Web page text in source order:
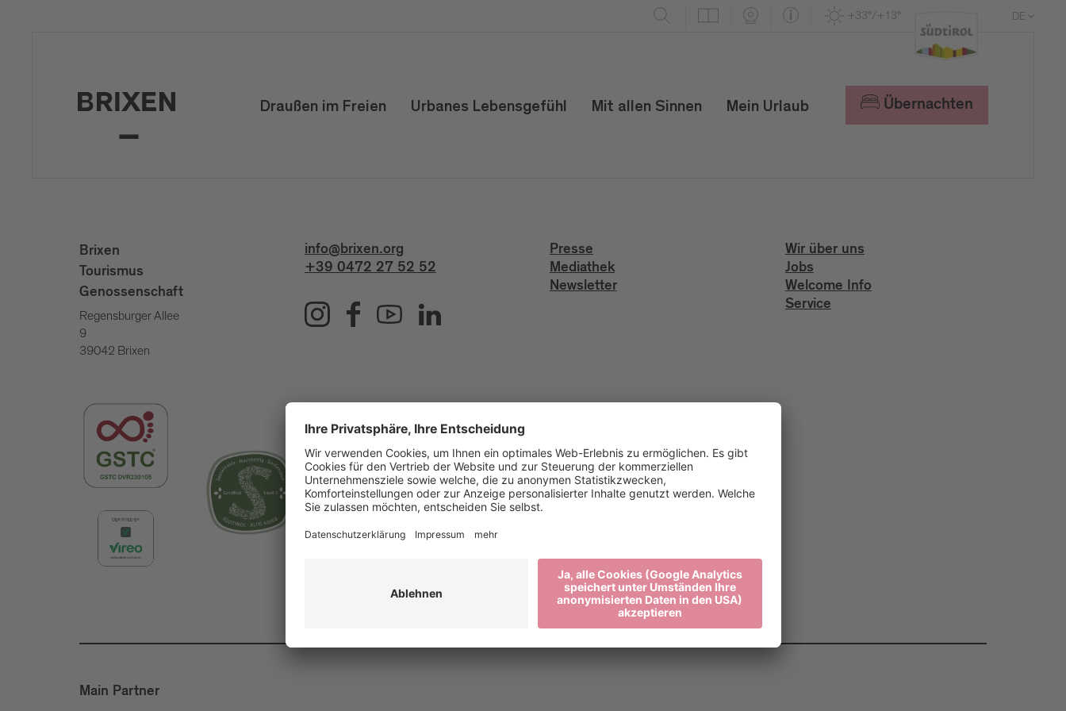
+33°/+13° DE
Draußen im Freien Urbanes Lebensgefühl Mit allen Sinnen Mein Urlaub Übernachten
Brixen
Tourismus
Genossenschaft
Regensburger Allee
9
39042 Brixen
info@brixen.org
+39 0472 27 52 52
Presse
Mediathek
Newsletter
Wir über uns
Jobs
Welcome Info
Service
Main Partner